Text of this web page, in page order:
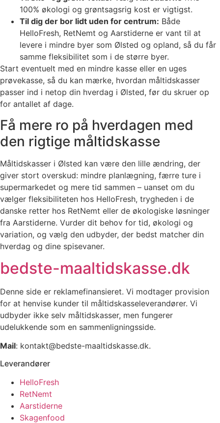
100% økologi og grøntsagsrig kost er vigtigst.
Til dig der bor lidt uden for centrum: Både
HelloFresh, RetNemt og Aarstiderne er vant til at
levere i mindre byer som Ølsted og opland, så du får
samme fleksibilitet som i de større byer.
Start eventuelt med en mindre kasse eller en uges
prøvekasse, så du kan mærke, hvordan måltidskasser
passer ind i netop din hverdag i Ølsted, før du skruer op
for antallet af dage.
Få mere ro på hverdagen med
den rigtige måltidskasse
Måltidskasser i Ølsted kan være den lille ændring, der
giver stort overskud: mindre planlægning, færre ture i
supermarkedet og mere tid sammen – uanset om du
vælger fleksibiliteten hos HelloFresh, trygheden i de
danske retter hos RetNemt eller de økologiske løsninger
fra Aarstiderne. Vurder dit behov for tid, økologi og
variation, og vælg den udbyder, der bedst matcher din
hverdag og dine spisevaner.
bedste-maaltidskasse.dk
Denne side er reklamefinansieret. Vi modtager provision
for at henvise kunder til måltidskasseleverandører. Vi
udbyder ikke selv måltidskasser, men fungerer
udelukkende som en sammenligningsside.
Mail: kontakt@bedste-maaltidskasse.dk.
Leverandører
HelloFresh
RetNemt
Aarstiderne
Skagenfood